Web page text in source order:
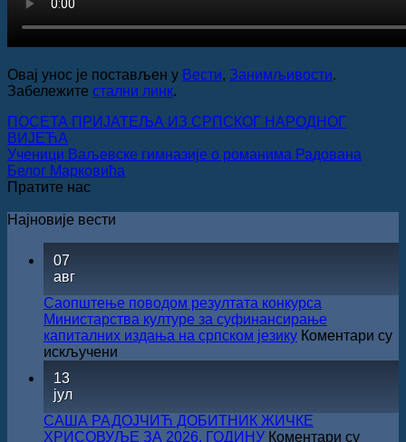
Овај унос је постављен у Вести, Занимљивости.
Забележите стални линк.
ПОСЕТА ПРИЈАТЕЉА ИЗ СРПСКОГ НАРОДНОГ
ВИЈЕЋА
Ученици Ваљевске гимназије о романима Радована
Белог Марковића
Пратите нас
Најновије вести
07
авг
Саопштење поводом резултата конкурса
Министарства културе за суфинансирање
капиталних издања на српском језику Коментари су
искључени
конкурса
Министарства
13
јул
САША РАДОЈЧИЋ ДОБИТНИК ЖИЧКЕ
ХРИСОВУЉЕ ЗА 2026. ГОДИНУ Коментари су